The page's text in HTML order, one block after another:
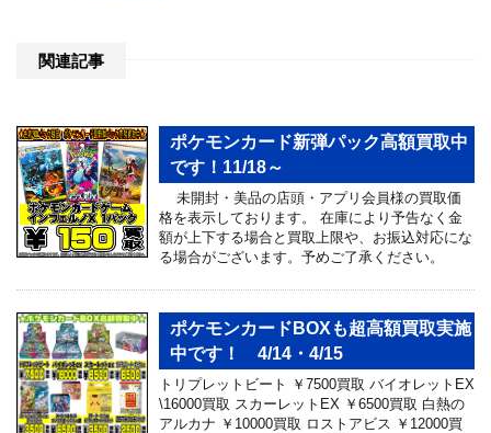
関連記事
ポケモンカード新弾パック高額買取中
です！11/18～
未開封・美品の店頭・アプリ会員様の買取価
格を表示しております。 在庫により予告なく金
額が上下する場合と買取上限や、お振込対応にな
る場合がございます。予めご了承ください。
ポケモンカードBOXも超高額買取実施
中です！ 4/14・4/15
トリプレットビート ￥7500買取 バイオレットEX
\16000買取 スカーレットEX ￥6500買取 白熱の
アルカナ ￥10000買取 ロストアビス ￥12000買